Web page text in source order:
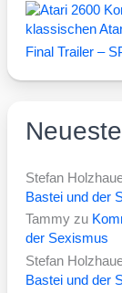
klassischen
Final Trailer –
Stefan
Bastei und der
Tammy zu
der Sexismus
Stefan
Bastei und der